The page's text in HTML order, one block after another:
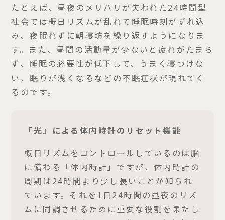
たとえば、昼夜のメリハリが失われた24時間型
社会では概日リズムが乱れて睡眠時刻がずれ込
み、夜眠れずに朝寝坊を繰り返すようになりま
す。また、昼間の活動量が少ないと疲れがたまら
ず、睡眠の必要性が低下して、うまく寝つけな
い、眠りが浅くなるなどの不眠症状が現れてく
るのです。
「光」による体内時計のリセット機能
概日リズムをコントロールしているのは脳
に備わる「体内時計」ですが、体内時計の
周期は24時間より少し長いことが知られ
ています。それを1日24時間の昼夜のリズ
ムに同調させるために重要な役割を果たし